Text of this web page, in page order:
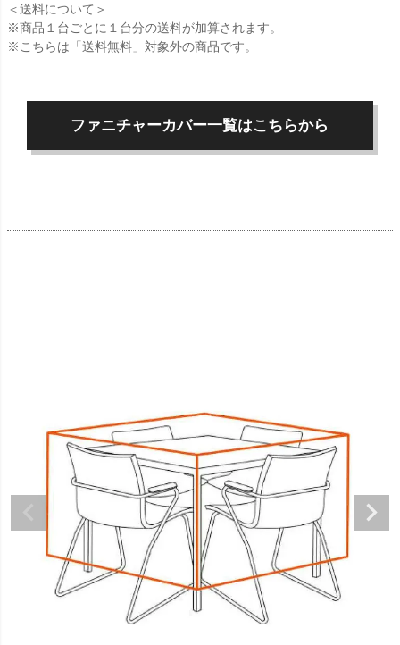
＜送料について＞
※商品１台ごとに１台分の送料が加算されます。
※こちらは「送料無料」対象外の商品です。
ファニチャーカバー一覧はこちらから